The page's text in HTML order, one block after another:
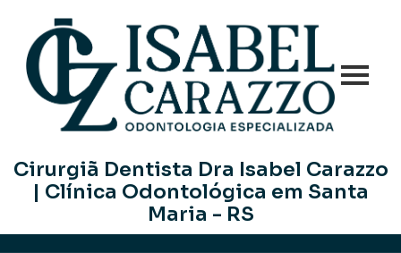
Cirurgiã Dentista Dra Isabel Carazzo
| Clínica Odontológica em Santa
Maria - RS